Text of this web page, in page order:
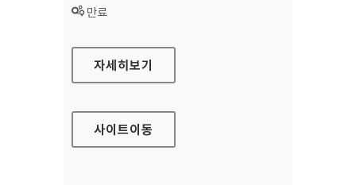
상태 :
만료
송파구 시설관리공단 홈페이지
자세히보기
사이트이동